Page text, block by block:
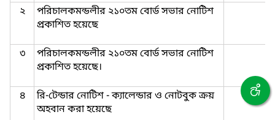
২
পরিচালকমন্ডলীর ২১০তম বোর্ড সভার নোটিশ
প্রকাশিত হয়েছে
৩
পরিচালকমন্ডলীর ২১০তম বোর্ড সভার নোটিশ
প্রকাশিত হয়েছে।
৪
রি-টেন্ডার নোটিশ - ক্যালেন্ডার ও নোটবুক ক্রয়
অহবান করা হয়েছে